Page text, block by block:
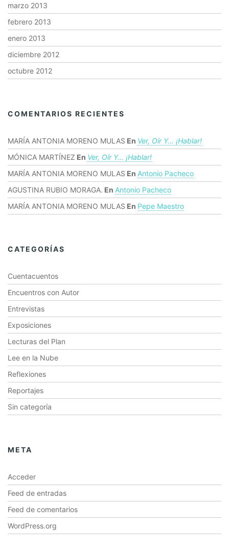
marzo 2013
febrero 2013
enero 2013
diciembre 2012
octubre 2012
COMENTARIOS RECIENTES
MARÍA ANTONIA MORENO MULAS En Ver, Oír Y… ¡hablar!
MÓNICA MARTÍNEZ En Ver, Oír Y… ¡hablar!
MARÍA ANTONIA MORENO MULAS En Antonio Pacheco
AGUSTINA RUBIO MORAGA. En Antonio Pacheco
MARÍA ANTONIA MORENO MULAS En Pepe Maestro
CATEGORÍAS
Cuentacuentos
Encuentros con Autor
Entrevistas
Exposiciones
Lecturas del Plan
Lee en la Nube
Reflexiones
Reportajes
Sin categoría
META
Acceder
Feed de entradas
Feed de comentarios
WordPress.org